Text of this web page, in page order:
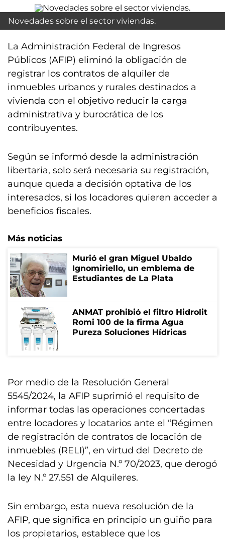
Novedades sobre el sector viviendas.
La Administración Federal de Ingresos
Públicos (AFIP) eliminó la obligación de
registrar los contratos de alquiler de
inmuebles urbanos y rurales destinados a
vivienda con el objetivo reducir la carga
administrativa y burocrática de los
contribuyentes.
Según se informó desde la administración
libertaria, solo será necesaria su registración,
aunque queda a decisión optativa de los
interesados, si los locadores quieren acceder a
beneficios fiscales.
Más noticias
Murió el gran Miguel Ubaldo
Ignomiriello, un emblema de
Estudiantes de La Plata
ANMAT prohibió el filtro Hidrolit
Romi 100 de la firma Agua
Pureza Soluciones Hídricas
Por medio de la Resolución General
5545/2024, la AFIP suprimió el requisito de
informar todas las operaciones concertadas
entre locadores y locatarios ante el “Régimen
de registración de contratos de locación de
inmuebles (RELI)”, en virtud del Decreto de
Necesidad y Urgencia N.º 70/2023, que derogó
la ley N.º 27.551 de Alquileres.
Sin embargo, esta nueva resolución de la
AFIP, que significa en principio un guiño para
los propietarios, establece que los